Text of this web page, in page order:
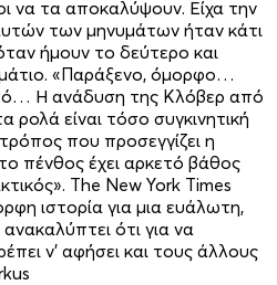
να τα αποκαλύψουν. Είχα την
των μηνυμάτων ήταν κάτι
ήμουν το δεύτερο και
«Παράξενο, όμορφο…
Η ανάδυση της Κλόβερ από
ρολά είναι τόσο συγκινητική
που προσεγγίζει η
πένθος έχει αρκετό βάθος
The New York Times
ιστορία για μια ευάλωτη,
ότι για να
ν’ αφήσει και τους άλλους